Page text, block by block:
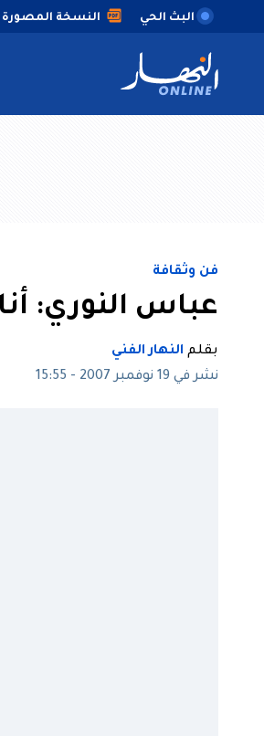
البث الحي النسخة المصورة
فن وثقافة
عباس النوري:
بقلم النهار الفني
نشر في 19 نوفمبر 2007 - 15:55